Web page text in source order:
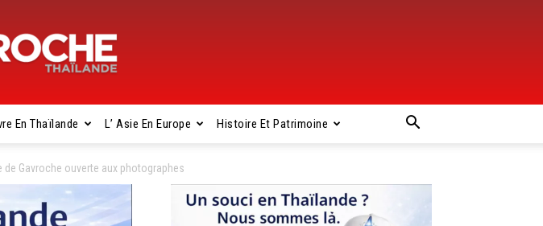
Gavroche
En Thaïlande L’ Asie En Europe Histoire Et Patrimoine
de Gavroche ouverte aux photographes